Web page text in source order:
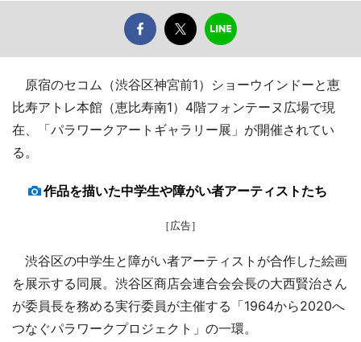
原宿のセコム（渋谷区神宮前1）ショーウインドーと恵
比寿アトレ本館（恵比寿南1）4階フォンテーヌ広場で現
在、「パラワークアートギャラリー展」が開催されてい
る。
作品を描いた中学生や障がい者アーティストたち
［広告］
渋谷区の中学生と障がい者アーティストが合作した絵画
を展示する同展。渋谷区商店会連合会会長の大西賢治さん
が委員長を務める実行委員が主催する「1964から2020へ
つなぐパラワークプロジェクト」の一環。